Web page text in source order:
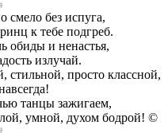
смело без испуга,
к тебе подгреб.
обиды и ненастья,
излучай.
стильной, просто классной,
танцы зажигаем,
умной, духом бодрой! ©